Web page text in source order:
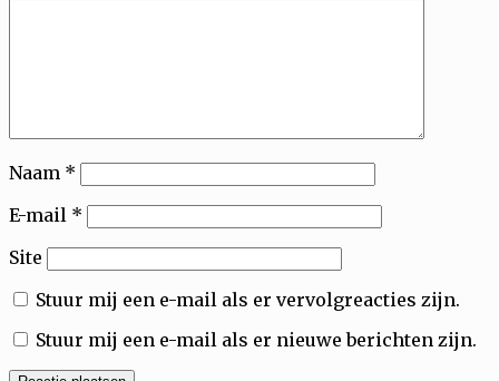
Naam *
E-mail *
Site
Stuur mij een e-mail als er vervolgreacties zijn.
Stuur mij een e-mail als er nieuwe berichten zijn.